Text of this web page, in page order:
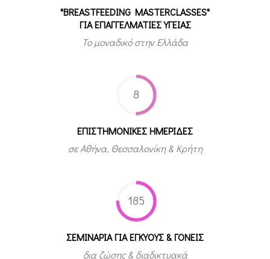
"BREASTFEEDING MASTERCLASSES"
ΓΙΑ ΕΠΑΓΓΕΛΜΑΤΙΕΣ ΥΓΕΙΑΣ
Το μοναδικό στην Ελλάδα
8
ΕΠΙΣΤΗΜΟΝΙΚΕΣ ΗΜΕΡΙΔΕΣ
σε Αθήνα, Θεσσαλονίκη & Κρήτη
185
ΣΕΜΙΝΑΡΙΑ ΓΙΑ ΕΓΚΥΟΥΣ & ΓΟΝΕΙΣ
δια ζώσης & διαδικτυακά